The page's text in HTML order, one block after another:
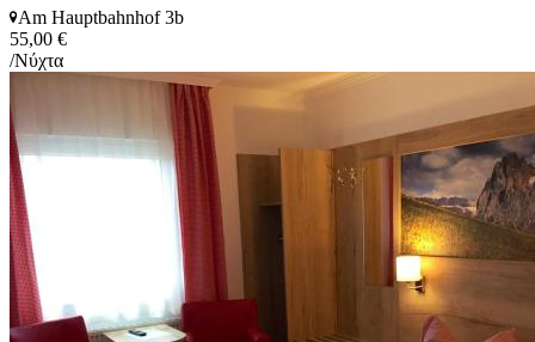
Am Hauptbahnhof 3b
55,00 €
/Νύχτα